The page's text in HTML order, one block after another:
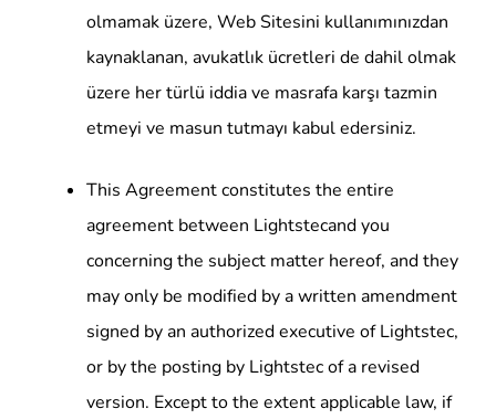
olmamak üzere, Web Sitesini kullanımınızdan
kaynaklanan, avukatlık ücretleri de dahil olmak
üzere her türlü iddia ve masrafa karşı tazmin
etmeyi ve masun tutmayı kabul edersiniz.
This Agreement constitutes the entire
agreement between Lightstecand you
concerning the subject matter hereof, and they
may only be modified by a written amendment
signed by an authorized executive of Lightstec,
or by the posting by Lightstec of a revised
version. Except to the extent applicable law, if